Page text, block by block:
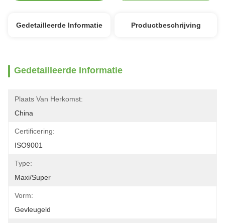
Gedetailleerde Informatie Productbeschrijving
Gedetailleerde Informatie
Plaats Van Herkomst:
China
Certificering:
ISO9001
Type:
Maxi/Super
Vorm:
Gevleugeld